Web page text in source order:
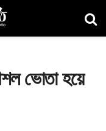
ভোতা হয়ে